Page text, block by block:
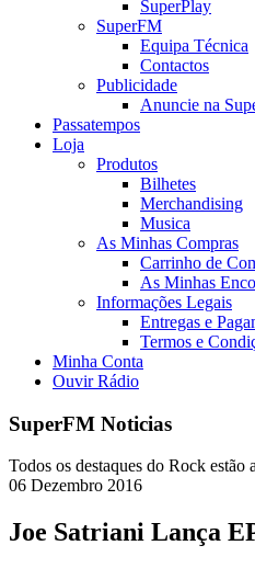
SuperPlay
SuperFM
Equipa Técnica
Contactos
Publicidade
Anuncie na
Passatempos
Loja
Produtos
Bilhetes
Merchandising
Musica
As Minhas Compras
Carrinho de
As Minhas
Informações Legais
Entregas e
Termos e
Minha Conta
Ouvir Rádio
SuperFM Noticias
Todos os destaques do Rock estão
06 Dezembro 2016
Joe Satriani Lança